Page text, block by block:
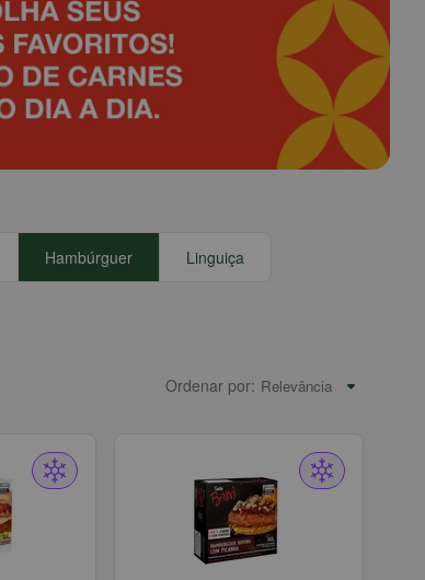
Hambúrguer Linguiça
Ordenar por: